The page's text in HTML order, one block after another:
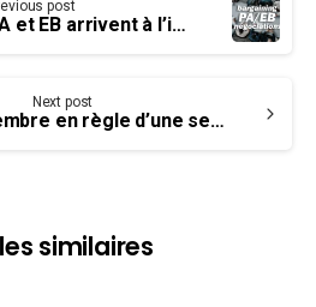
post
Les groupes PA et EB arrivent à l’impasse avec le Conseil de Trésor
Next post
Devenir membre en règle d’une seule étape simple
similaires